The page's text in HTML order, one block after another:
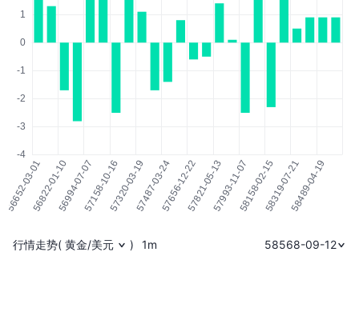
行情走势( 黄金/美元 ) 1m 58568-09-12